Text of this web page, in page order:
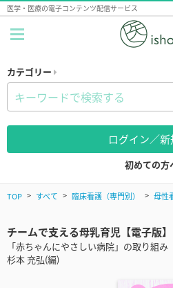
医学・医療の電子コンテンツ配信サービス
カテゴリー
ログイン／
初めての方
TOP すべて 臨床看護（専門別） 母性
チームで支える母乳育児【電子版】
「赤ちゃんにやさしい病院」の取り組み
杉本 充弘(編)